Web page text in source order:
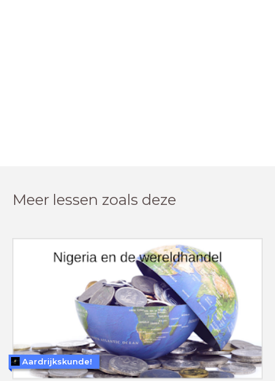
Meer lessen zoals deze
Aardrijkskunde!